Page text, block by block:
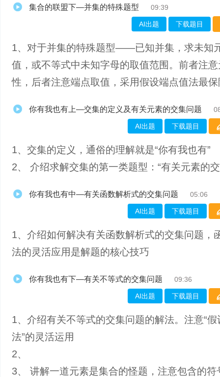
集合的联盟下—并集的特殊题型 09:39
AI出题 下载题目
1、对于并集的特殊题型——已知并集，求未知
值，或不等式中未知字母的取值范围。前者注
性，后者注意端点取值，采用假设端点值法最保
你有我也有上—交集的定义及有关元素的交集问题
AI出题 下载题目
1、交集的定义，通俗的理解就是“你有我也有”
2、 介绍求解交集的第一类题型：“有关元素的
你有我也有中—有关函数解析式的交集问题 05:06
AI出题 下载题目
1、介绍如何解决有关函数解析式的交集问题，
法的灵活应用是解题的核心技巧
你有我也有下—有关不等式的交集问题 09:36
AI出题 下载题目
1、介绍有关不等式的交集问题的解法。注意“
法”的灵活运用
2、
3、 讲解一道元素是集合的怪题，注意包含的符